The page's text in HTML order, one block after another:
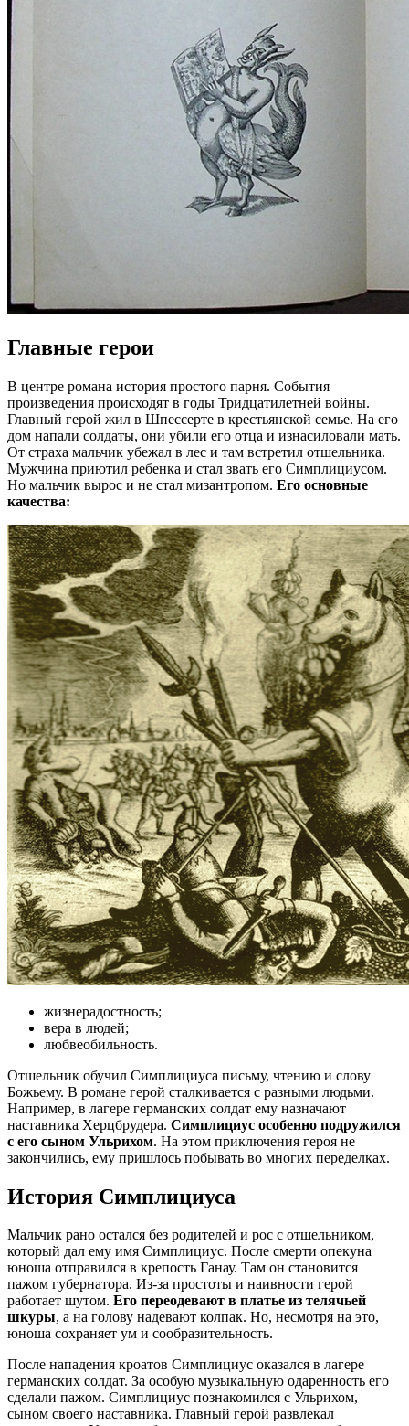
Главные герои
В центре романа история простого парня. События
произведения происходят в годы Тридцатилетней войны.
Главный герой жил в Шпессерте в крестьянской семье. На его
дом напали солдаты, они убили его отца и изнасиловали мать.
От страха мальчик убежал в лес и там встретил отшельника.
Мужчина приютил ребенка и стал звать его Симплициусом.
Но мальчик вырос и не стал мизантропом. Его основные
качества:
жизнерадостность;
вера в людей;
любвеобильность.
Отшельник обучил Симплициуса письму, чтению и слову
Божьему. В романе герой сталкивается с разными людьми.
Например, в лагере германских солдат ему назначают
наставника Херцбрудера. Симплициус особенно подружился
с его сыном Ульрихом. На этом приключения героя не
закончились, ему пришлось побывать во многих переделках.
История Симплициуса
Мальчик рано остался без родителей и рос с отшельником,
который дал ему имя Симплициус. После смерти опекуна
юноша отправился в крепость Ганау. Там он становится
пажом губернатора. Из-за простоты и наивности герой
работает шутом. Его переодевают в платье из телячьей
шкуры, а на голову надевают колпак. Но, несмотря на это,
юноша сохраняет ум и сообразительность.
После нападения кроатов Симплициус оказался в лагере
германских солдат. За особую музыкальную одаренность его
сделали пажом. Симплициус познакомился с Ульрихом,
сыном своего наставника. Главный герой развлекал